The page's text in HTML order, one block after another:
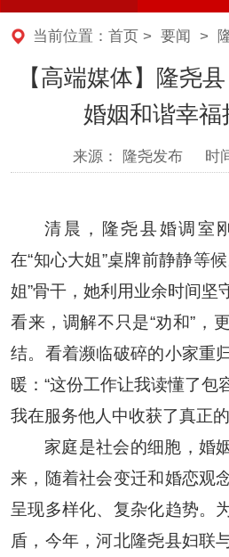
当前位置： 首页 > 要闻 >
【高端媒体】隆尧
婚姻和谐幸福
来源： 隆尧发布 时
清晨，隆尧县婚调室
在“知心大姐”桌牌前静静等
姐”骨干，她利用业余时间坚
看来，调解不只是“劝和”，
结。看着濒临破碎的小家重
暖：“这份工作让我读懂了包
我在服务他人中收获了真正
家庭是社会的细胞，婚
来，随着社会变迁和婚恋观
呈现多样化、复杂化趋势。
盾，今年，河北隆尧县妇联